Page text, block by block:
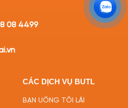
08 4499
CÁC DỊCH VỤ BUTL
BẠN UỐNG TÔI LÁI